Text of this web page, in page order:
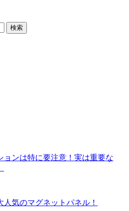
ョンは特に要注意！実は重要な
気のマグネットパネル！